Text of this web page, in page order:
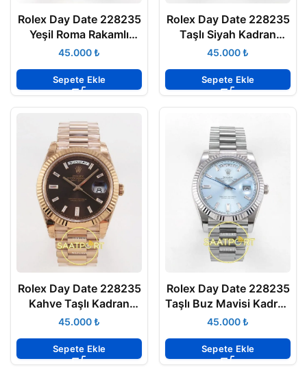
Rolex Day Date 228235
Yeşil Roma Rakamlı
Kadran 40mm Eta Saat
₺
Sepete Ekle
Rolex Day Date 228235
Taşlı Siyah Kadran
40mm Eta Saat
₺
Sepete Ekle
Rolex Day Date 228235
Kahve Taşlı Kadran
40mm VSF V3 Eta Saat
₺
Sepete Ekle
Rolex Day Date 228235
Taşlı Buz Mavisi Kadran
40mm Eta Saat
₺
Sepete Ekle